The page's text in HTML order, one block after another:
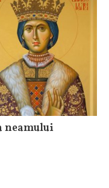
neamului